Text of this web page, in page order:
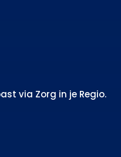
via Zorg in je Regio.